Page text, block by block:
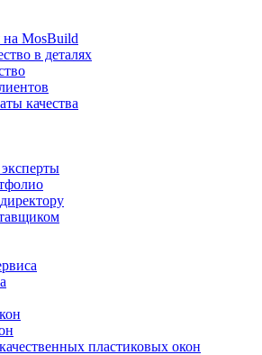
MosBuild
в деталях
качества
пластиковых окон